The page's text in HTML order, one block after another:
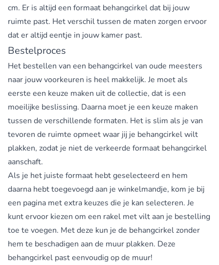
cm. Er is altijd een formaat behangcirkel dat bij jouw
ruimte past. Het verschil tussen de maten zorgen ervoor
dat er altijd eentje in jouw kamer past.
Bestelproces
Het bestellen van een behangcirkel van oude meesters
naar jouw voorkeuren is heel makkelijk. Je moet als
eerste een keuze maken uit de collectie, dat is een
moeilijke beslissing. Daarna moet je een keuze maken
tussen de verschillende formaten. Het is slim als je van
tevoren de ruimte opmeet waar jij je behangcirkel wilt
plakken, zodat je niet de verkeerde formaat behangcirkel
aanschaft.
Als je het juiste formaat hebt geselecteerd en hem
daarna hebt toegevoegd aan je winkelmandje, kom je bij
een pagina met extra keuzes die je kan selecteren. Je
kunt ervoor kiezen om een rakel met vilt aan je bestelling
toe te voegen. Met deze kun je de behangcirkel zonder
hem te beschadigen aan de muur plakken. Deze
behangcirkel past eenvoudig op de muur!